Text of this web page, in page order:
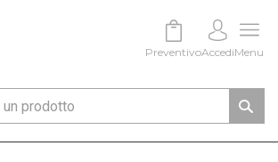
PreventivoAccediMenu